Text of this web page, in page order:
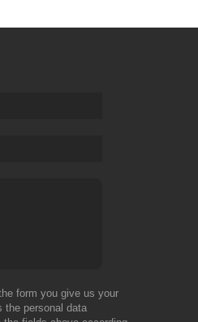
form you give us your
the personal data